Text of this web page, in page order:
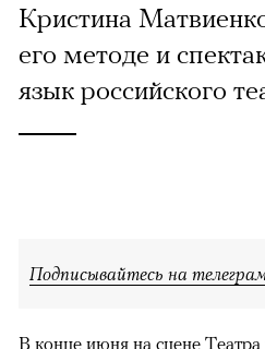
Кристина
его методе и
язык российского
Подписывайтесь на
В конце июня на сцене